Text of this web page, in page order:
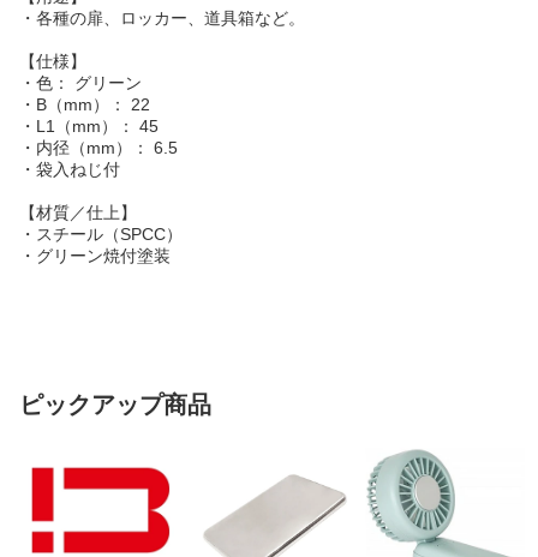
・各種の扉、ロッカー、道具箱など。
【仕様】
・色： グリーン
・B（mm）： 22
・L1（mm）： 45
・内径（mm）： 6.5
・袋入ねじ付
【材質／仕上】
・スチール（SPCC）
・グリーン焼付塗装
ピックアップ商品